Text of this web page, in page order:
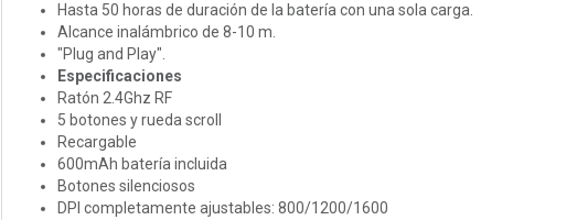
Hasta 50 horas de duración de la batería con una sola carga.
Alcance inalámbrico de 8-10 m.
"Plug and Play".
Especificaciones
Ratón 2.4Ghz RF
5 botones y rueda scroll
Recargable
600mAh batería incluida
Botones silenciosos
DPI completamente ajustables: 800/1200/1600